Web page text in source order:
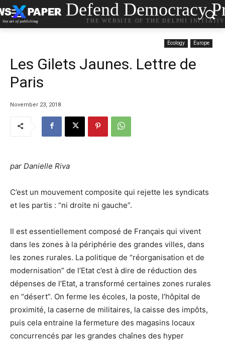
Defend Democracy
THE WEBSITE OF THE DELPHI
Ecology Europe
Les Gilets Jaunes. Lettre de
Paris
November 23, 2018
par Danielle Riva
C’est un mouvement composite qui rejette les syndicats
et les partis : “ni droite ni gauche”.
Il est essentiellement composé de Français qui vivent
dans les zones à la périphérie des grandes villes, dans
les zones rurales. La politique de “réorganisation et de
modernisation” de l’Etat c’est à dire de réduction des
dépenses de l’Etat, a transformé certaines zones rurales
en “désert”. On ferme les écoles, la poste, l’hôpital de
proximité, la caserne de militaires, la caisse des impôts,
puis cela entraine la fermeture des magasins locaux
concurrencés par les grandes chaînes des hyper